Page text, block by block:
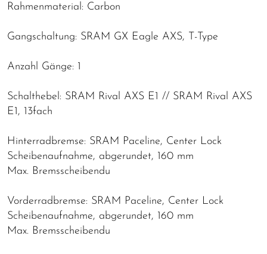
Rahmenmaterial: Carbon
Gangschaltung: SRAM GX Eagle AXS, T-Type
Anzahl Gänge: 1
Schalthebel: SRAM Rival AXS E1 // SRAM Rival AXS
E1, 13fach
Hinterradbremse: SRAM Paceline, Center Lock
Scheibenaufnahme, abgerundet, 160 mm
Max. Bremsscheibendu
Vorderradbremse: SRAM Paceline, Center Lock
Scheibenaufnahme, abgerundet, 160 mm
Max. Bremsscheibendu